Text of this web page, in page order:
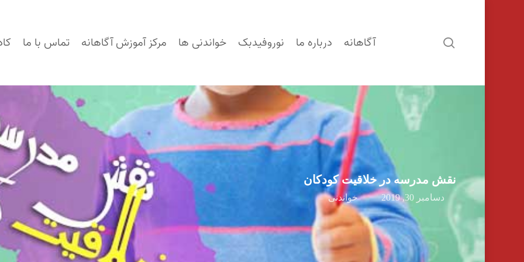
آگاهانه درباره ما نوروفیدبک خواندنی ها مرکز آموزش آگاهانه تماس با ما search
نقش مدرسه در خلاقیت کودکان
دسامبر 30, 2019 خواندنی